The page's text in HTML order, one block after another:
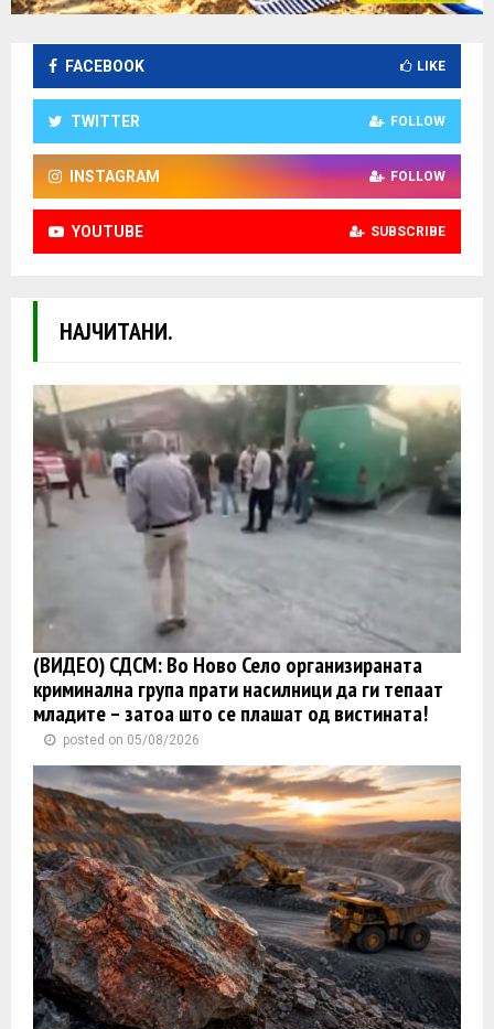
FACEBOOK LIKE
TWITTER FOLLOW
INSTAGRAM FOLLOW
YOUTUBE SUBSCRIBE
НАЈЧИТАНИ.
(ВИДЕО) СДСМ: Во Ново Село организираната
криминална група прати насилници да ги тепаат
младите – затоа што се плашат од вистината!
posted on 05/08/2026